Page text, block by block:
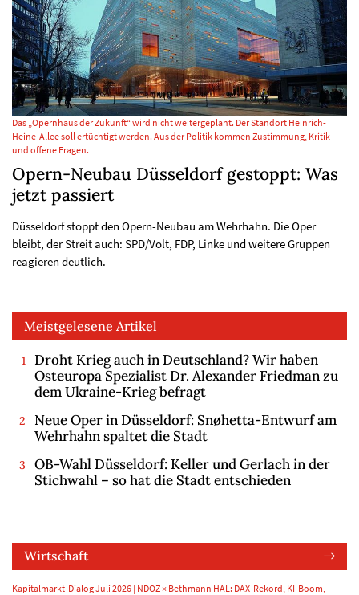
Das „Opernhaus der Zukunft“ wird nicht weitergeplant. Der Standort Heinrich-
Heine-Allee soll ertüchtigt werden. Aus der Politik kommen Zustimmung, Kritik
und offene Fragen.
Opern-Neubau Düsseldorf gestoppt: Was
jetzt passiert
Düsseldorf stoppt den Opern-Neubau am Wehrhahn. Die Oper
bleibt, der Streit auch: SPD/Volt, FDP, Linke und weitere Gruppen
reagieren deutlich.
Meistgelesene Artikel
Droht Krieg auch in Deutschland? Wir haben
Osteuropa Spezialist Dr. Alexander Friedman zu
dem Ukraine-Krieg befragt
Neue Oper in Düsseldorf: Snøhetta-Entwurf am
Wehrhahn spaltet die Stadt
OB-Wahl Düsseldorf: Keller und Gerlach in der
Stichwahl – so hat die Stadt entschieden
Wirtschaft
Kapitalmarkt-Dialog Juli 2026 | NDOZ × Bethmann HAL: DAX-Rekord, KI-Boom,